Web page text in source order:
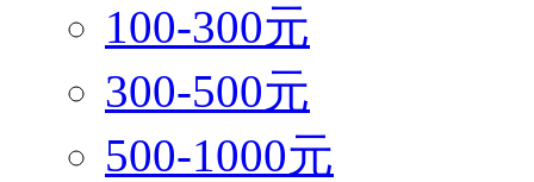
100-300元
300-500元
500-1000元